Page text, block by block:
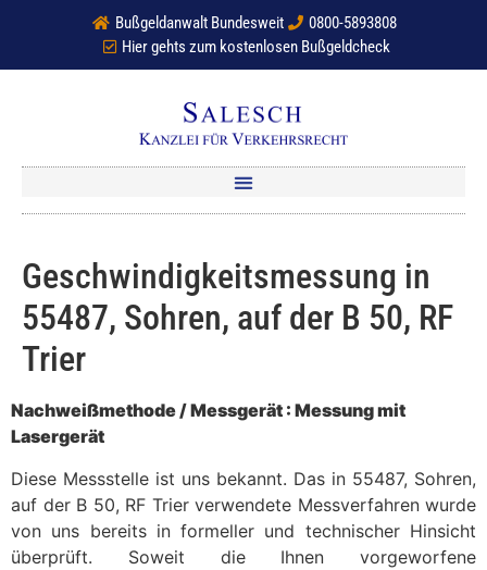
Bußgeldanwalt Bundesweit
0800-5893808
Hier gehts zum kostenlosen Bußgeldcheck
Geschwindigkeitsmessung in
55487, Sohren, auf der B 50, RF
Trier
Nachweißmethode / Messgerät : Messung mit
Lasergerät
Diese Messstelle ist uns bekannt. Das in 55487, Sohren,
auf der B 50, RF Trier verwendete Messverfahren wurde
von uns bereits in formeller und technischer Hinsicht
überprüft. Soweit die Ihnen vorgeworfene